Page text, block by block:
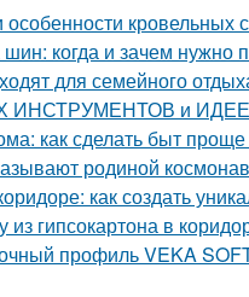
кровельных
когда и зачем нужно
для семейного
и ИДЕЕЙ:
как сделать быт
родиной
как создать
из гипсокартона в
профиль VEKA